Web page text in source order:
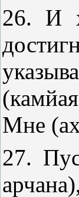
26. И
Мне
27.